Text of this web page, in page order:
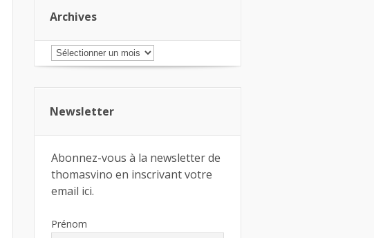
Archives
Archives
Newsletter
Abonnez-vous à la newsletter de
thomasvino en inscrivant votre
email ici.
Prénom